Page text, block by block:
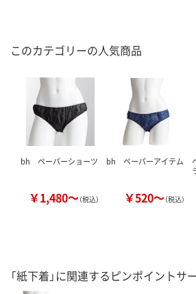
このカテゴリーの人気商品
bh ペーパーショーツ
￥1,480～（税込）
bh ペーパーアイテム
￥520～（税込）
「紙下着」に関連するピンポイントサ